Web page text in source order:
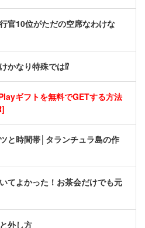
官10位がただの空席なわけな
かなり特殊では⁉
ギフトを無料でGETする方法
と時間帯│タランチュラ島の作
てよかった！お茶会だけでも元
外し方